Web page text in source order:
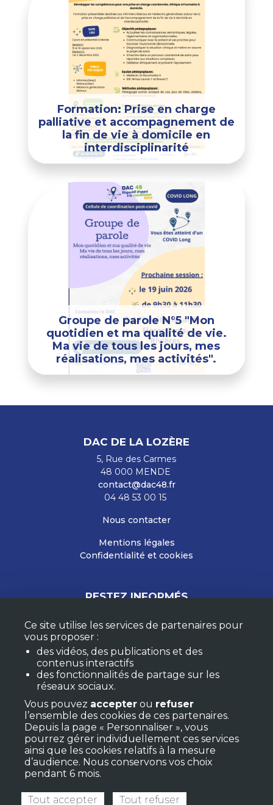
Formation: Prise en charge
palliative et accompagnement de
la fin de vie à domicile en
interdisciplinarité
Groupe de parole N°5 "Mon
quotidien et ma qualité de vie.
Ma vie de tous les jours, mes
réalisations, mes activités".
DAC DE LA LOZÈRE
5, Rue des Carmes
48 000 MENDE
contact@dac48.fr
04 48 53 00 15
Nous contacter
Mentions légales
Confidentialité et cookies
RESTEZ INFORMÉS
M'ABONNER À LA NEWSLETTER
MON COMPTE
F.A.Q.
Ce site utilise les services de partenaires pour
vous proposer :
des vidéos, des publications et des
contenus interactifs
des fonctionnalités de partage sur les
réseaux sociaux.
Vous pouvez accepter ou refuser
l’ensemble des cookies de ces partenaires.
Depuis la page « Personnaliser », vous
pourrez gérer individuellement ces services
ainsi que les cookies relatifs à la mesure
d’audience. Nous conservons vos choix
pendant 6 mois.
Tout accepter Tout refuser